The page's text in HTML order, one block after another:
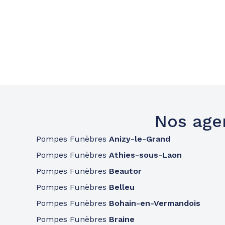
Nos
Pompes Funèbres Anizy-le-Grand
Pompes Funèbres Athies-sous-Laon
Pompes Funèbres Beautor
Pompes Funèbres Belleu
Pompes Funèbres Bohain-en-Vermandois
Pompes Funèbres Braine